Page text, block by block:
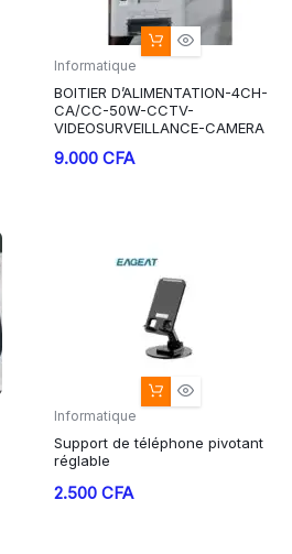
Informatique
BOITIER D’ALIMENTATION-4CH-
CA/CC-50W-CCTV-
VIDEOSURVEILLANCE-CAMERA
9.000 CFA
Informatique
Support de téléphone pivotant
réglable
2.500 CFA